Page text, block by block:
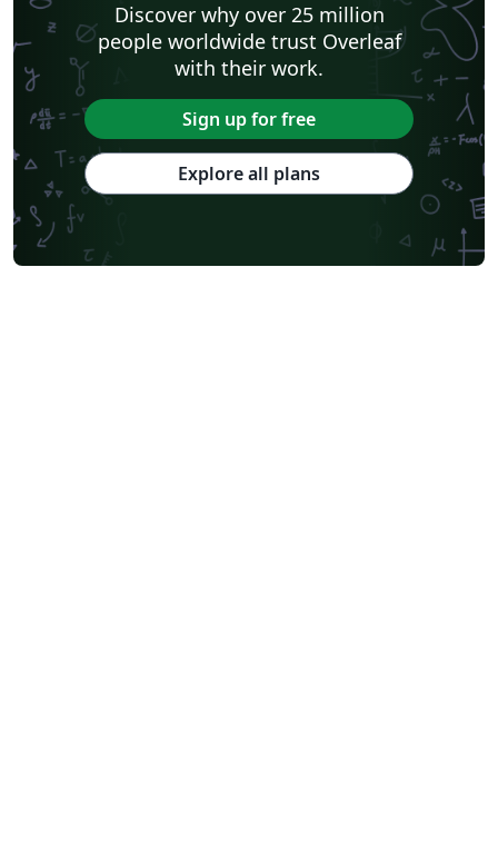
Discover why over 25 million
people worldwide trust Overleaf
with their work.
Sign up for free
Explore all plans